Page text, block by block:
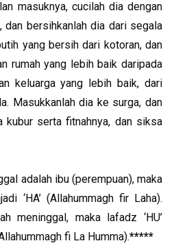
masuknya, cucilah dia dengan
dan bersihkanlah dia dari segala
yang bersih dari kotoran, dan
rumah yang lebih baik daripada
keluarga yang lebih baik, dari
Masukkanlah dia ke surga, dan
kubur serta fitnahnya, dan siksa
adalah ibu (perempuan), maka
‘HA’ (Allahummagh fir Laha).
meninggal, maka lafadz ‘HU’
fi La Humma).*****